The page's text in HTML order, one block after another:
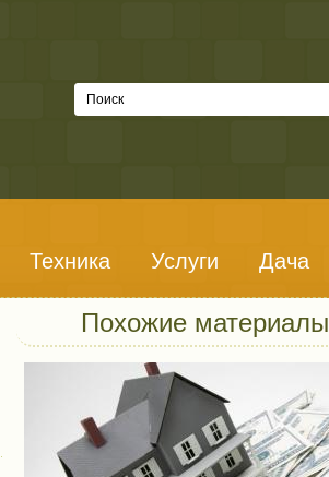
Техника Услуги Дача
Похожие материалы